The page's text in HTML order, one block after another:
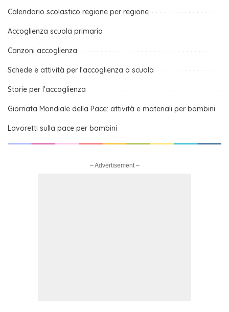
Calendario scolastico regione per regione
Accoglienza scuola primaria
Canzoni accoglienza
Schede e attività per l’accoglienza a scuola
Storie per l’accoglienza
Giornata Mondiale della Pace: attività e materiali per bambini
Lavoretti sulla pace per bambini
– Advertisement –